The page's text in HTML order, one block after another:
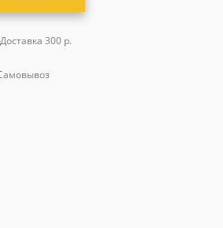
Доставка 300 р.